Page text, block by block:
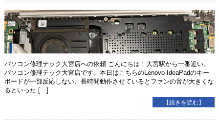
パソコン修理テック大宮店への依頼 こんにちは！大宮駅から一番近い、
パソコン修理テック大宮店です。本日はこちらのLenovo IdeaPadのキー
ボードが一部反応しない、長時間動作させているとファンの音が大きくな
るといった […]
【続きを読む】